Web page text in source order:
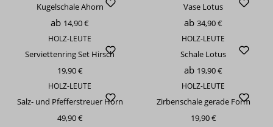
Kugelschale Ahorn
ab 14,90 €
Vase Lotus
ab 34,90 €
HOLZ-LEUTE
Serviettenring Set Hirsch
19,90 €
HOLZ-LEUTE
Schale Lotus
ab 19,90 €
HOLZ-LEUTE
Salz- und Pfefferstreuer Horn
49,90 €
HOLZ-LEUTE
Zirbenschale gerade Form
19,90 €